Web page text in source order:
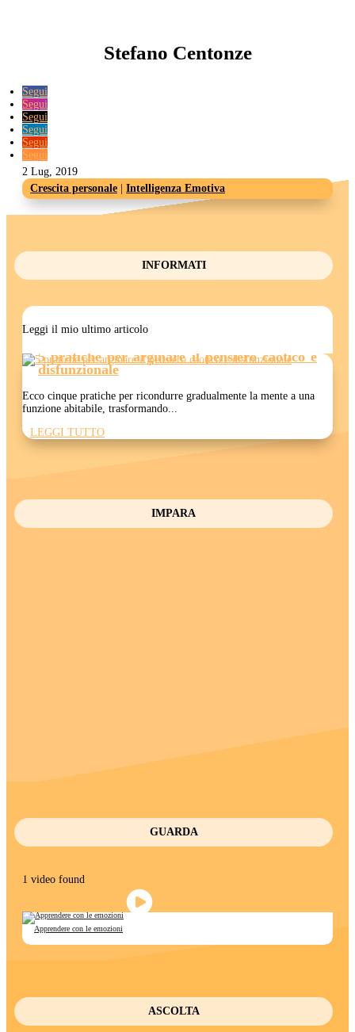
Stefano Centonze
Segui
Segui
Segui
Segui
Segui
Segui
2 Lug, 2019
Crescita personale
Intelligenza Emotiva
INFORMATI
Leggi il mio ultimo articolo
5 pratiche per arginare il pensiero caotico e
disfunzionale
Ecco cinque pratiche per ricondurre gradualmente la mente a una
funzione abitabile, trasformando...
LEGGI TUTTO
IMPARA
GUARDA
1 video found
Apprendere con le emozioni
ASCOLTA